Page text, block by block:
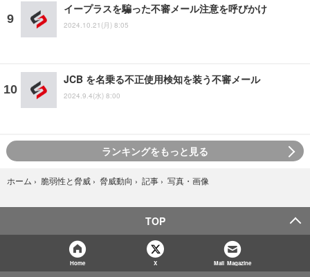
イープラスを騙った不審メール注意を呼びかけ
2024.10.21(月) 8:05
JCB を名乗る不正使用検知を装う不審メール
2024.9.4(水) 8:00
ランキングをもっと見る
ホーム › 脆弱性と脅威 › 脅威動向 › 記事 › 写真・画像
TOP
Home X Mail Magazine